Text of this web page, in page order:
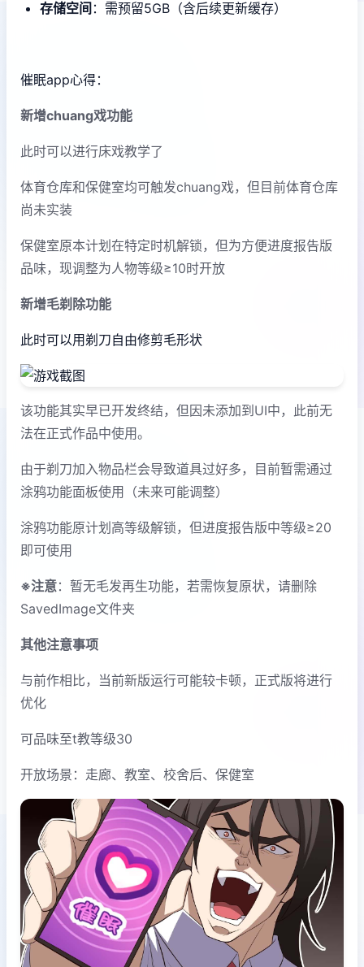
​存储空间​ ​：需预留5GB（含后续更新缓存）
催眠app心得：
新增chuang戏功能
此时可以进行床戏教学了
体育仓库和保健室均可触发chuang戏，但目前体育仓库
尚未实装
保健室原本计划在特定时机解锁，但为方便进度报告版
品味，现调整为人物等级≥10时开放
新增毛剃除功能
此时可以用剃刀自由修剪毛形状
该功能其实早已开发终结，但因未添加到UI中，此前无
法在正式作品中使用。
由于剃刀加入物品栏会导致道具过好多，目前暂需通过
涂鸦功能面板使用（未来可能调整）
涂鸦功能原计划高等级解锁，但进度报告版中等级≥20
即可使用
※注意：暂无毛发再生功能，若需恢复原状，请删除
SavedImage文件夹
其他注意事项
与前作相比，当前新版运行可能较卡顿，正式版将进行
优化
可品味至t教等级30
开放场景：走廊、教室、校舍后、保健室